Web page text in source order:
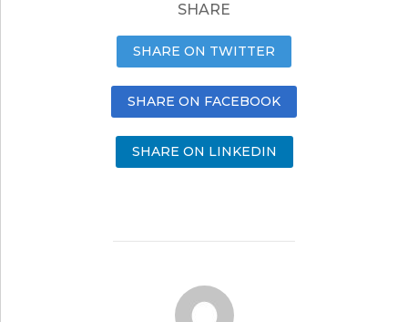
SHARE
SHARE ON TWITTER
SHARE ON FACEBOOK
SHARE ON LINKEDIN